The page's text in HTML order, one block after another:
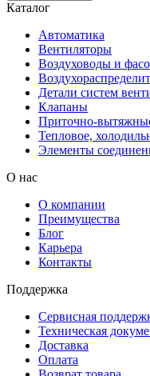
Каталог
Автоматика
Вентиляторы
Воздуховоды и
Детали систем
Клапаны
Приточно-
Тепловое,
Элементы
О нас
О компании
Преимущества
Блог
Карьера
Контакты
Поддержка
Сервисная
Техническая
Доставка
Оплата